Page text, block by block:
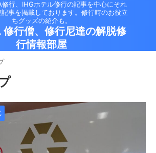
行、IHGホテル修行の記事を中心にそれ
事を掲載しております。修行時のお役立
ちグッズの紹介も。
行僧、修行尼達の解脱修
行情報部屋